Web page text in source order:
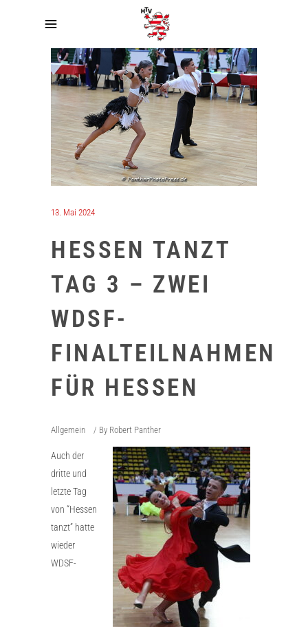
13. Mai 2024
HESSEN TANZT
TAG 3 – ZWEI
WDSF-
FINALTEILNAHMEN
FÜR HESSEN
Allgemein By Robert Panther
Auch der
dritte und
letzte Tag
von “Hessen
tanzt” hatte
wieder
WDSF-